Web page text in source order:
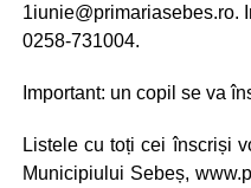
1iunie@primariasebes.ro.
0258-731004.
Important: un copil se va
Listele cu toți cei înscriși
Municipiului Sebeș,